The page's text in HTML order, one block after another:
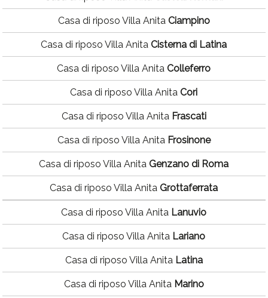
Casa di riposo Villa Anita Ciampino
Casa di riposo Villa AnitaCisterna di Latina
Casa di riposo Villa AnitaColleferro
Casa di riposo Villa AnitaCori
Casa di riposo Villa Anita Frascati
Casa di riposo Villa Anita Frosinone
Casa di riposo Villa AnitaGenzano di Roma
Casa di riposo Villa AnitaGrottaferrata
Casa di riposo Villa Anita Lanuvio
Casa di riposo Villa Anita Lariano
Casa di riposo Villa Anita Latina
Casa di riposo Villa Anita Marino